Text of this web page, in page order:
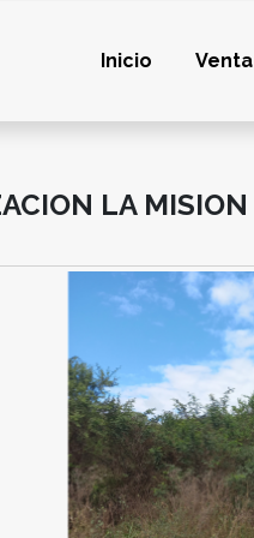
Inicio Venta
LA MISION